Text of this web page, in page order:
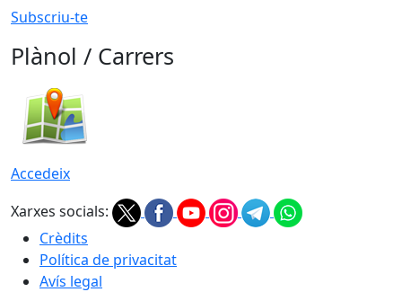
Subscriu-te
Plànol / Carrers
Accedeix
Xarxes socials:
Crèdits
Política de privacitat
Avís legal